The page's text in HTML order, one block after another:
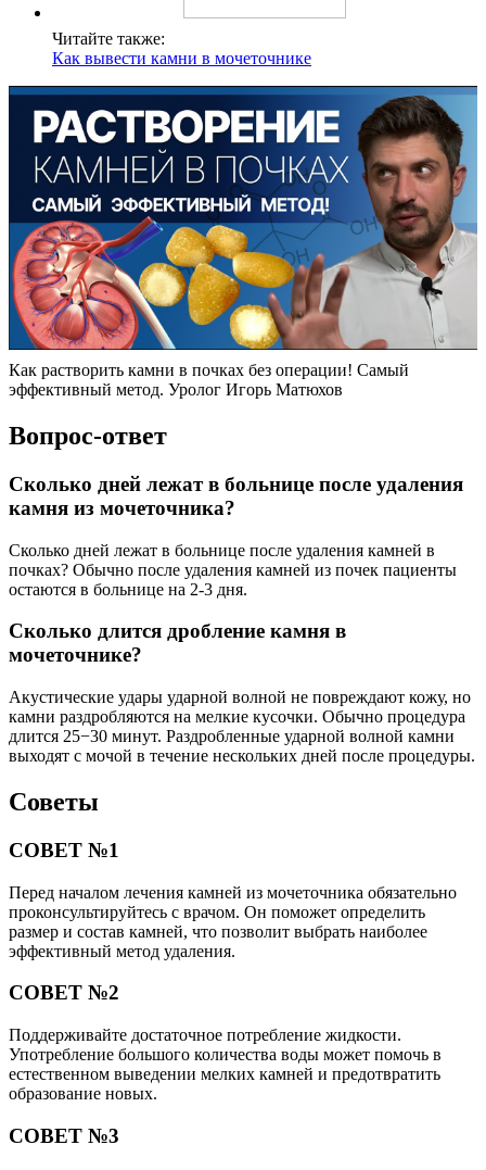
Читайте также:
Как вывести камни в мочеточнике
Как растворить камни в почках без операции! Самый
эффективный метод. Уролог Игорь Матюхов
Вопрос-ответ
Сколько дней лежат в больнице после удаления
камня из мочеточника?
Сколько дней лежат в больнице после удаления камней в
почках? Обычно после удаления камней из почек пациенты
остаются в больнице на 2-3 дня.
Сколько длится дробление камня в
мочеточнике?
Акустические удары ударной волной не повреждают кожу, но
камни раздробляются на мелкие кусочки. Обычно процедура
длится 25−30 минут. Раздробленные ударной волной камни
выходят с мочой в течение нескольких дней после процедуры.
Советы
СОВЕТ №1
Перед началом лечения камней из мочеточника обязательно
проконсультируйтесь с врачом. Он поможет определить
размер и состав камней, что позволит выбрать наиболее
эффективный метод удаления.
СОВЕТ №2
Поддерживайте достаточное потребление жидкости.
Употребление большого количества воды может помочь в
естественном выведении мелких камней и предотвратить
образование новых.
СОВЕТ №3